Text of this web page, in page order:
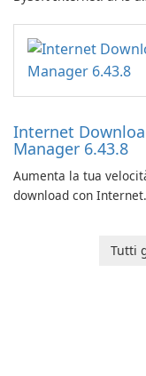
application designed to
monitor your internet
connection and provide
time insights into its
Internet
Manager 6.43.8
Aumenta la tua
download con Internet
Tutti